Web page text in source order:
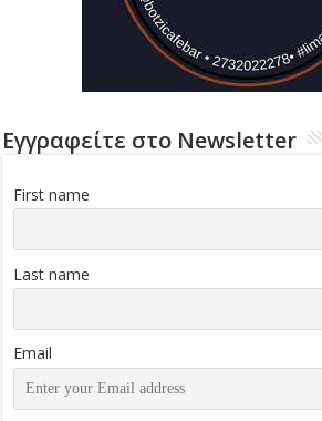
Εγγραφείτε στο Newsletter
First name
Last name
Email